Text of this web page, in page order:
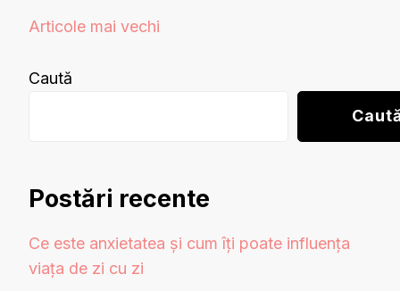
Navigare
articole
Articole mai vechi
Caută
Postări recente
Ce este anxietatea și cum îți poate influența
viața de zi cu zi